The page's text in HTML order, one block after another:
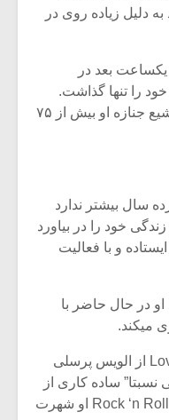
به دلیل زیاده روی در
بعد در
را تنها گذاشت.
لازم به تذکر است که در مراسم تشیع جنازه او بیش از ۷۵
سال بیشتر ندارد
خود را در بیاورد
و با فعالیت
در حال حاضر با
به قسمتی از ترامه Love Me Tender از الویس پرسلی
نسبتا” ساده کاری از